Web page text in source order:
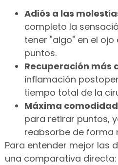
Adiós a las
completo la
tener "algo" en el
puntos.
Recuperación más
inflamación
tiempo total de la
Máxima
para retirar puntos,
reabsorbe de forma
Para entender mejor las
una comparativa directa: